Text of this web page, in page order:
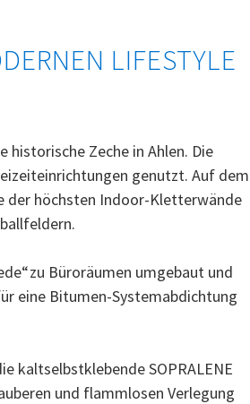
LIFESTYLE
Zeche in Ahlen. Die
genutzt. Auf dem
der höchsten Indoor-Kletterwände
zu Büroräumen umgebaut und
eine Bitumen-Systemabdichtung
kaltselbstklebende SOPRALENE
und flammlosen Verlegung